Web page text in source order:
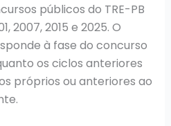
públicos do TRE-PB
2007, 2015 e 2025. O
à fase do concurso
os ciclos anteriores
próprios ou anteriores ao